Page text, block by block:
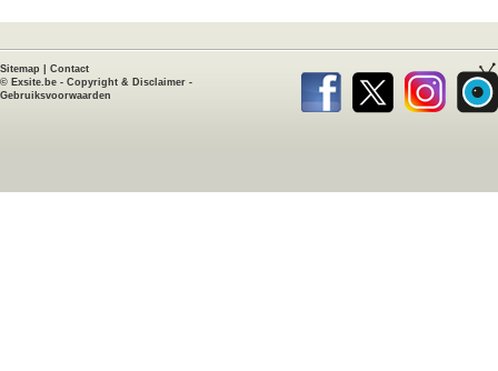
Sitemap
Contact
© Exsite.be - Copyright & Disclaimer -
Gebruiksvoorwaarden